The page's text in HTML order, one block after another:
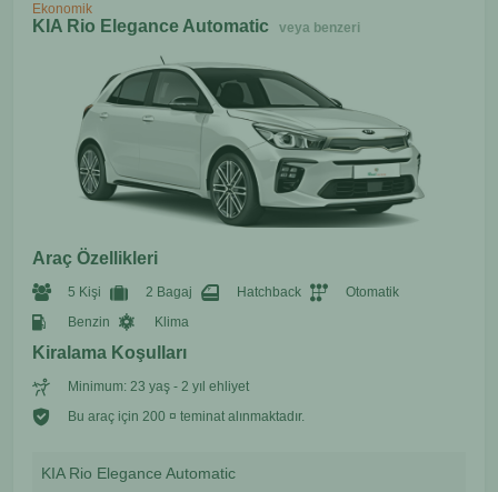
Ekonomik
KIA Rio Elegance Automatic veya benzeri
Araç Özellikleri
5 Kişi 2 Bagaj Hatchback
Otomatik
Benzin
Klima
Kiralama Koşulları
Minimum: 23 yaş - 2 yıl ehliyet
Bu araç için 200 ¤ teminat alınmaktadır.
KIA Rio Elegance Automatic